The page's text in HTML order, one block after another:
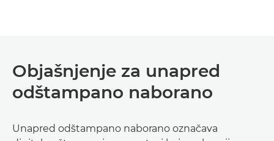
Objašnjenje za unapred
odštampano naborano
Unapred odštampano naborano označava